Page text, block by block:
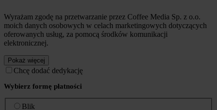
Wyrażam zgodę na przetwarzanie przez Coffee Media Sp. z o.o.
moich danych osobowych w celach marketingowych dotyczących
oferowanych usług, za pomocą środków komunikacji
elektronicznej.
Pokaż więcej
Chcę dodać dedykację
Wybierz formę płatności
Blik